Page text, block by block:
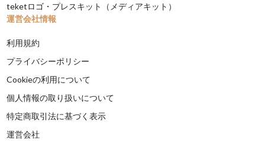
teketロゴ・プレスキット（メディアキット）
運営会社情報
利用規約
プライバシーポリシー
Cookieの利用について
個人情報の取り扱いについて
特定商取引法に基づく表示
運営会社